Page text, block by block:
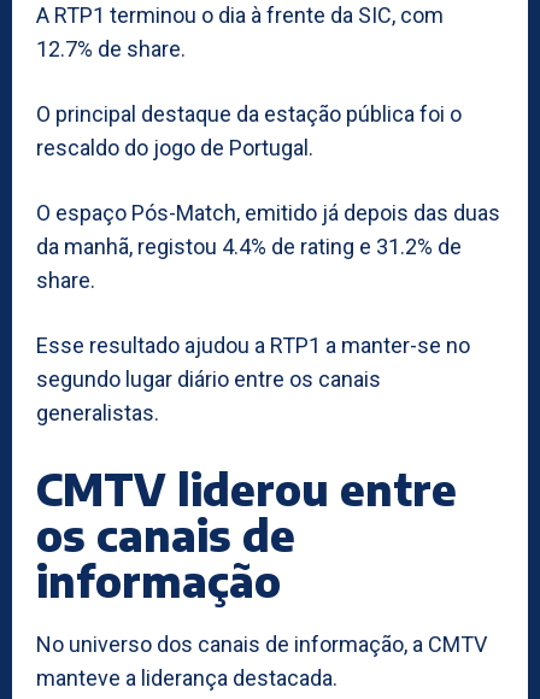
A RTP1 terminou o dia à frente da SIC, com
12.7% de share.
O principal destaque da estação pública foi o
rescaldo do jogo de Portugal.
O espaço Pós-Match, emitido já depois das duas
da manhã, registou 4.4% de rating e 31.2% de
share.
Esse resultado ajudou a RTP1 a manter-se no
segundo lugar diário entre os canais
generalistas.
CMTV liderou entre
os canais de
informação
No universo dos canais de informação, a CMTV
manteve a liderança destacada.